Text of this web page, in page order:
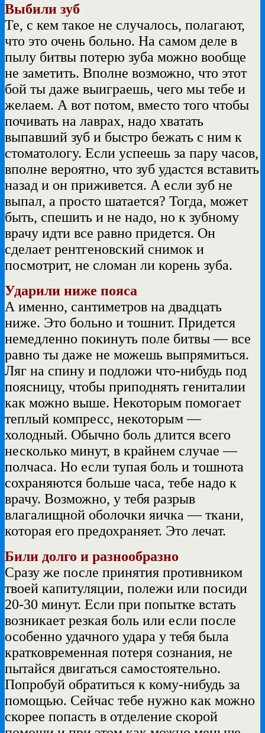
Выбили зуб
Те, с кем такое не случалось, полагают,
что это очень больно. На самом деле в
пылу битвы потерю зуба можно вообще
не заметить. Вполне возможно, что этот
бой ты даже выиграешь, чего мы тебе и
желаем. А вот потом, вместо того чтобы
почивать на лаврах, надо хватать
выпавший зуб и быстро бежать с ним к
стоматологу. Если успеешь за пару часов,
вполне вероятно, что зуб удастся вставить
назад и он приживется. А если зуб не
выпал, а просто шатается? Тогда, может
быть, спешить и не надо, но к зубному
врачу идти все равно придется. Он
сделает рентгеновский снимок и
посмотрит, не сломан ли корень зуба.
Ударили ниже пояса
А именно, сантиметров на двадцать
ниже. Это больно и тошнит. Придется
немедленно покинуть поле битвы — все
равно ты даже не можешь выпрямиться.
Ляг на спину и подложи что-нибудь под
поясницу, чтобы приподнять гениталии
как можно выше. Некоторым помогает
теплый компресс, некоторым —
холодный. Обычно боль длится всего
несколько минут, в крайнем случае —
полчаса. Но если тупая боль и тошнота
сохраняются больше часа, тебе надо к
врачу. Возможно, у тебя разрыв
влагалищной оболочки яичка — ткани,
которая его предохраняет. Это лечат.
Били долго и разнообразно
Сразу же после принятия противником
твоей капитуляции, полежи или посиди
20-30 минут. Если при попытке встать
возникает резкая боль или если после
особенно удачного удара у тебя была
кратковременная потеря сознания, не
пытайся двигаться самостоятельно.
Попробуй обратиться к кому-нибудь за
помощью. Сейчас тебе нужно как можно
скорее попасть в отделение скорой